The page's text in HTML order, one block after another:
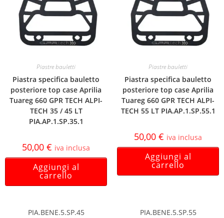
Piastre bauletti
Piastra specifica bauletto
posteriore top case Aprilia
Tuareg 660 GPR TECH ALPI-
TECH 35 / 45 LT
PIA.AP.1.SP.35.1
50,00 € iva inclusa
Aggiungi al
carrello
Piastre bauletti
Piastra specifica bauletto
posteriore top case Aprilia
Tuareg 660 GPR TECH ALPI-
TECH 55 LT PIA.AP.1.SP.55.1
50,00 € iva inclusa
Aggiungi al
carrello
PIA.BENE.5.SP.45 PIA.BENE.5.SP.55